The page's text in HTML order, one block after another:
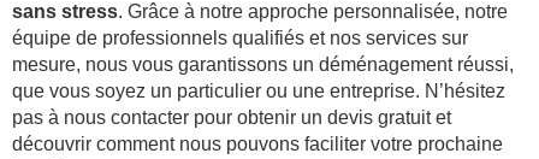
sans stress. Grâce à notre approche personnalisée, notre
équipe de professionnels qualifiés et nos services sur
mesure, nous vous garantissons un déménagement réussi,
que vous soyez un particulier ou une entreprise. N’hésitez
pas à nous contacter pour obtenir un devis gratuit et
découvrir comment nous pouvons faciliter votre prochaine